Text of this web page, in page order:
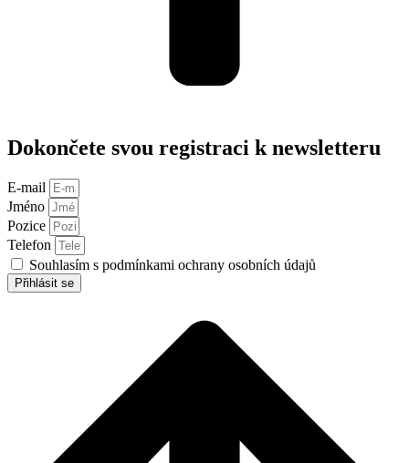
Dokončete svou registraci k newsletteru
E-mail
Jméno
Pozice
Telefon
Souhlasím s podmínkami ochrany osobních údajů
Přihlásit se